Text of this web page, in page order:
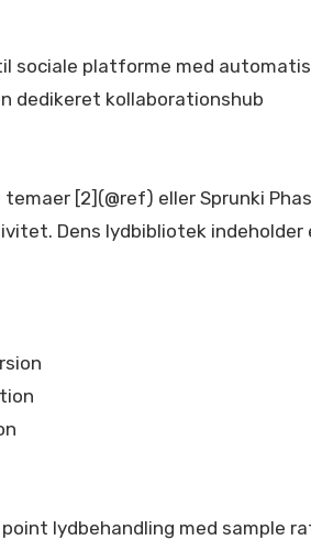
sociale platforme med
dedikeret kollaborationshub
[2](@ref) eller Sprunki
Dens lydbibliotek
lydbehandling med sample